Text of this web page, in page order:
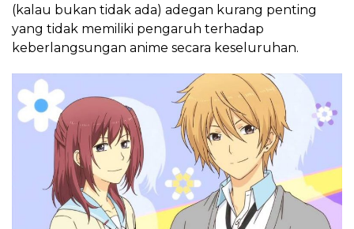
(kalau bukan tidak ada) adegan kurang penting
yang tidak memiliki pengaruh terhadap
keberlangsungan anime secara keseluruhan.